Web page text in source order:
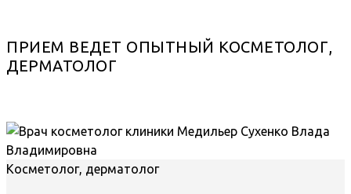
ПРИЕМ ВЕДЕТ ОПЫТНЫЙ КОСМЕТОЛОГ,
ДЕРМАТОЛОГ
Косметолог, дерматолог